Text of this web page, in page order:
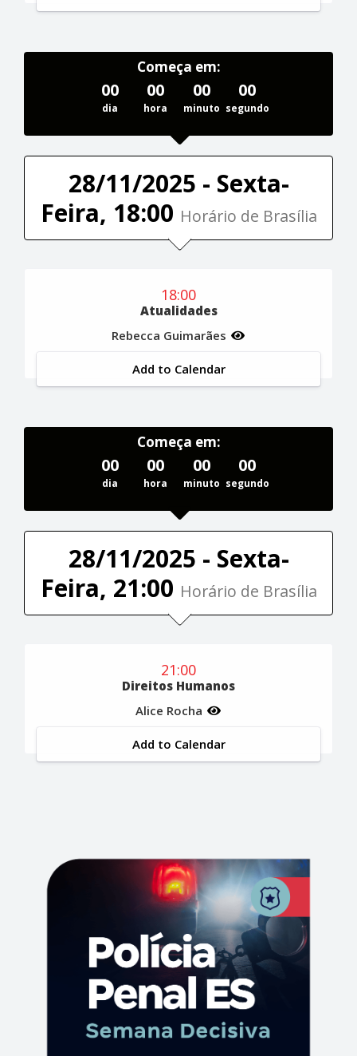
Começa em:
00
dia
00
hora
00
minuto
00
segundo
28/11/2025 - Sexta-
Feira, 18:00 Horário de Brasília
18:00
Atualidades
Rebecca Guimarães
Add to Calendar
Começa em:
00
dia
00
hora
00
minuto
00
segundo
28/11/2025 - Sexta-
Feira, 21:00 Horário de Brasília
21:00
Direitos Humanos
Alice Rocha
Add to Calendar